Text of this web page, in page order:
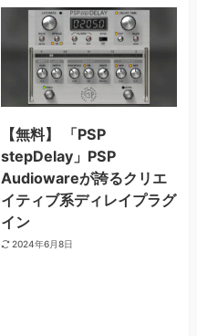
【無料】 「PSP
stepDelay」PSP
Audiowareが誇るクリエ
イティブ系ディレイプラグ
イン
2024年6月8日